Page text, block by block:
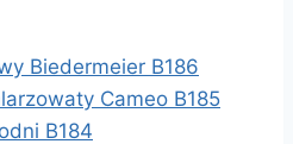
Biedermeier B186
Cameo B185
B184